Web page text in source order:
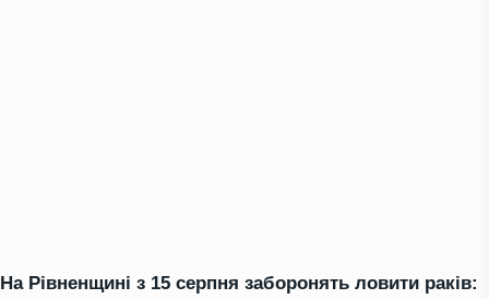
На Рівненщині з 15 серпня заборонять ловити раків: